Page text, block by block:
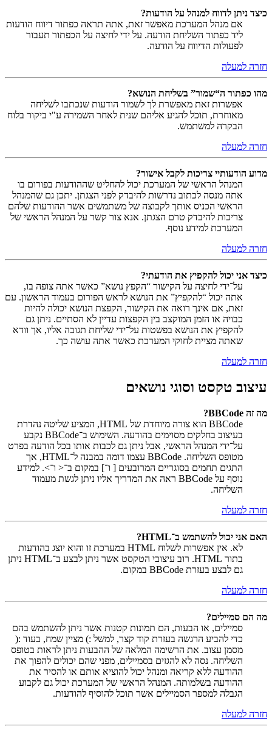
כיצד ניתן לדווח למנהל על הודעות?
אם מנהל המערכת מאפשר זאת, אתה תראה כפתור דיווח הודעות
ליד כפתור השליחת הודעה. על ידי לחיצה על הכפתור תעבור
לפעולות הדיווח על הודעה.
חזרה למעלה
מהו כפתור ה“שמור” בשליחת הנושא?
אפשרות זאת מאפשרת לך לשמור הודעות שנכתבו לשליחה
מאוחרת, תוכל להגיע אליהם שנית לאחר השמירה ע"י ביקור בלוח
הבקרה למשתמש.
חזרה למעלה
מדוע הודעותיי צריכות לקבל אישור?
המנהל הראשי של המערכת יכול להחליט שההודעות בפורום בו
אתה מנסה לכתוב נדרשות להיבדק לפני הצגתן. יתכן גם שהמנהל
הראשי הכניס אותך לקבוצה של משתמשים אשר ההודעות שלהם
צריכות להיבדק טרם הצגתן. אנא צור קשר על המנהל הראשי של
המערכת למידע נוסף.
חזרה למעלה
כיצד אני יכול להקפיץ את הודעתי?
על־ידי לחיצה על הקישור “הקפץ נושא” כאשר אתה צופה בו,
אתה יכול “להקפיץ” את הנושא לראש הפורום בעמוד הראשון. עם
זאת, אם אינך רואה את הקישור, הקפצת הנושא יכולה להיות
כבויה או הזמן המוקצב בין הקפצות עדיין לא הסתיים. ניתן גם
להקפיץ את הנושא בפשטות על־ידי שליחת תגובה אליו, אך וודא
שאתה מציית לחוקי המערכת כאשר אתה עושה כך.
חזרה למעלה
עיצוב טקסט וסוגי נושאים
מה זה BBCode?
BBCode הוא צורה מיוחדת של HTML, המציע שליטה נהדרת
בעיצוב בחלקים מסוימים בהודעה. השימוש ב־BBCode נקבע
על־ידי המנהל הראשי, אבל ניתן גם לכבות אותו בכל הודעה בפרט
מטופס השליחה. BBCode עצמו דומה במבנה ל־HTML, אך
התגים תחמים בסוגריים המרובעים [ ו־] במקום ב־< ו־>. למידע
נוסף על BBCode ראה את המדריך אליו ניתן לגשת מעמוד
השליחה.
חזרה למעלה
האם אני יכול להשתמש ב־HTML?
לא. אין אפשרות לשלוח HTML במערכת זו והוא יוצג בהודעות
בתור HTML. רוב עיצובי הטקסט אשר ניתן לבצע ב־HTML ניתן
גם לבצע בעזרת BBCode במקום.
חזרה למעלה
מה הם סמיילים?
סמיילים, או הבעות, הם תמונות קטנות אשר ניתן להשתמש בהם
כדי להביע הרגשה בעזרת קוד קצר, למשל :) מציין שמח, בעוד :(
מסמן עצוב. את הרשימה המלאה של ההבעות ניתן לראות בטופס
השליחה. נסה לא להגזים בסמיילים, מפני שהם יכולים להפוך את
ההודעה ללא קריאה ומנהל יכול להוציא אותם או להסיר את
ההודעה בשלמותה. המנהל הראשי של המערכת יכול גם לקבוע
הגבלה למספר הסמיילים אשר תוכל להוסיף להודעות.
חזרה למעלה